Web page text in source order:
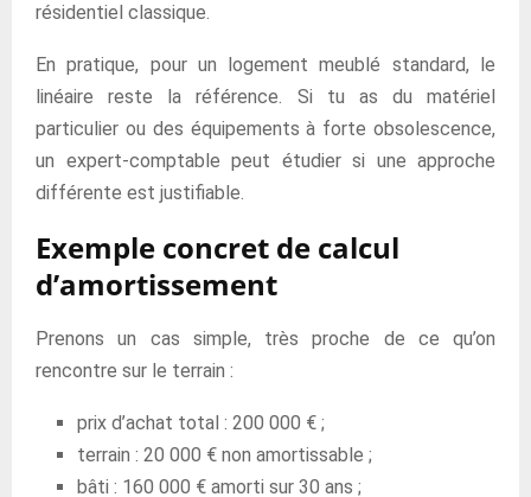
résidentiel classique.
En pratique, pour un logement meublé standard, le
linéaire reste la référence. Si tu as du matériel
particulier ou des équipements à forte obsolescence,
un expert-comptable peut étudier si une approche
différente est justifiable.
Exemple concret de calcul
d’amortissement
Prenons un cas simple, très proche de ce qu’on
rencontre sur le terrain :
prix d’achat total : 200 000 € ;
terrain : 20 000 € non amortissable ;
bâti : 160 000 € amorti sur 30 ans ;